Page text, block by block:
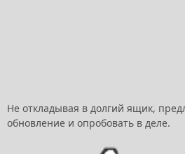
Не откладывая в долгий ящик,
обновление и опробовать в деле.